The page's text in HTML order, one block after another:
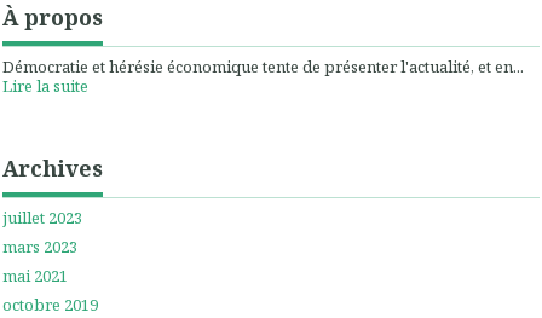
À propos
Démocratie et hérésie économique tente de présenter l'actualité, et en...
Lire la suite
Archives
juillet 2023
mars 2023
mai 2021
octobre 2019